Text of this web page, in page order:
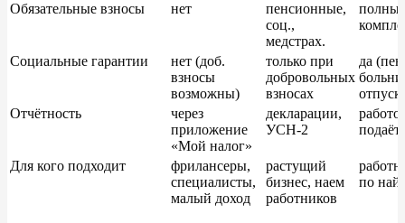
Обязательные взносы
нет
пенсионные,
соц.,
медстрах.
Социальные гарантии
нет (доб.
взносы
возможны)
только при
добровольных
взносах
да
отпуск)
Отчётность
через
приложение
«Мой налог»
декларации,
УСН-2
подаёт
Для кого подходит
фрилансеры,
специалисты,
малый доход
растущий
бизнес, наем
работников
по